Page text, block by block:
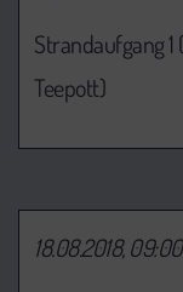
Strandaufgang
Teepott)
18.08.2018,